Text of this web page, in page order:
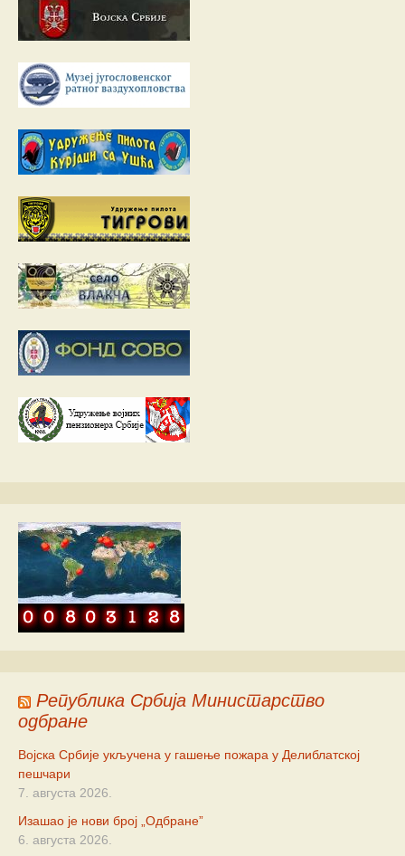
Република Србија Министарство
одбране
Војска Србије укључена у гашење пожара у Делиблатској
пешчари
7. августа 2026.
Изашао је нови број „Одбране”
6. августа 2026.